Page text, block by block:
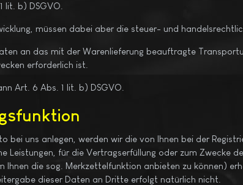
lit. b) DSGVO.
müssen dabei aber die steuer- und
an das mit der Warenlieferung beauftragte
erforderlich ist.
Art. 6 Abs. 1 lit. b) DSGVO.
bei uns anlegen, werden wir die von Ihnen bei der
Leistungen, für die Vertragserfüllung oder zum Zwecke
Ihnen die sog. Merkzettelfunktion anbieten zu können)
dieser Daten an Dritte erfolgt natürlich nicht.